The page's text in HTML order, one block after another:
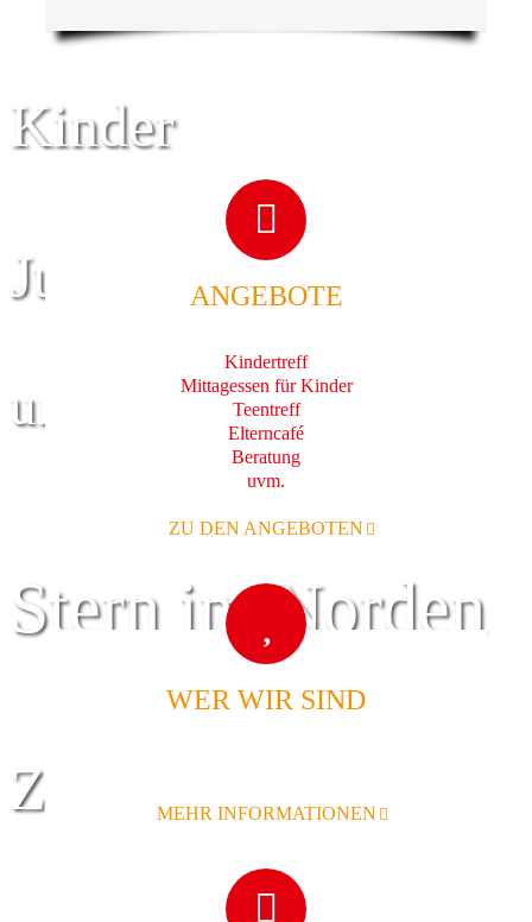
Kinder
Jugend
und Familie
Stern im Norden
Zentrum für
ANGEBOTE
Kindertreff
Mittagessen für Kinder
Teentreff
Elterncafé
Beratung
uvm.
ZU DEN ANGEBOTEN
WER WIR SIND
MEHR INFORMATIONEN